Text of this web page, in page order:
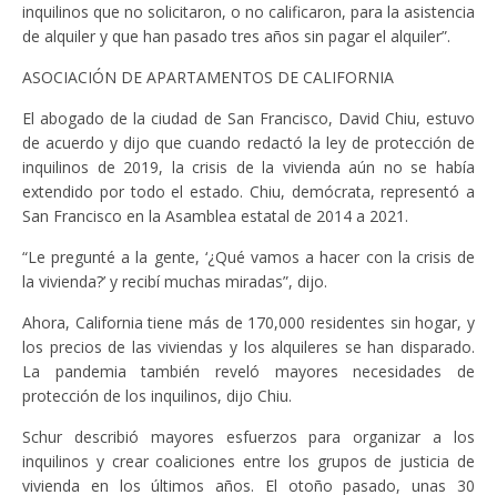
inquilinos que no solicitaron, o no calificaron, para la asistencia
de alquiler y que han pasado tres años sin pagar el alquiler”.
ASOCIACIÓN DE APARTAMENTOS DE CALIFORNIA
El abogado de la ciudad de San Francisco, David Chiu, estuvo
de acuerdo y dijo que cuando redactó la ley de protección de
inquilinos de 2019, la crisis de la vivienda aún no se había
extendido por todo el estado. Chiu, demócrata, representó a
San Francisco en la Asamblea estatal de 2014 a 2021.
“Le pregunté a la gente, ‘¿Qué vamos a hacer con la crisis de
la vivienda?’ y recibí muchas miradas”, dijo.
Ahora, California tiene más de 170,000 residentes sin hogar, y
los precios de las viviendas y los alquileres se han disparado.
La pandemia también reveló mayores necesidades de
protección de los inquilinos, dijo Chiu.
Schur describió mayores esfuerzos para organizar a los
inquilinos y crear coaliciones entre los grupos de justicia de
vivienda en los últimos años. El otoño pasado, unas 30